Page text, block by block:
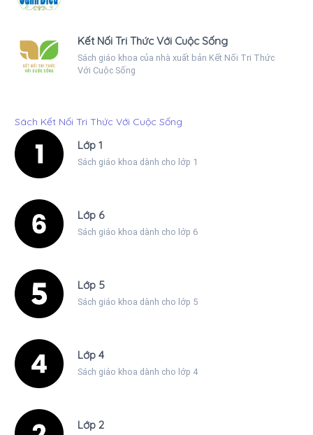
Kết Nối Tri Thức Với Cuộc Sống
Sách giáo khoa của nhà xuất bản Kết Nối Tri Thức
Với Cuộc Sống
Sách Kết Nối Tri Thức Với Cuộc Sống
Lớp 1
Sách giáo khoa dành cho lớp 1
Lớp 6
Sách giáo khoa dành cho lớp 6
Lớp 5
Sách giáo khoa dành cho lớp 5
Lớp 4
Sách giáo khoa dành cho lớp 4
Lớp 2